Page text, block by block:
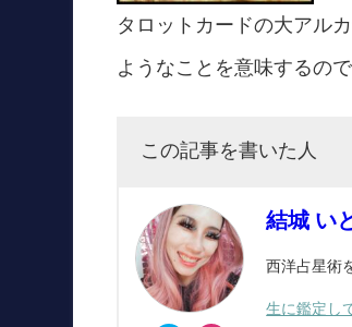
タロットカードの大アル
ようなことを意味するの
この記事を書いた人
結城 い
西洋占星術
生に鑑定し